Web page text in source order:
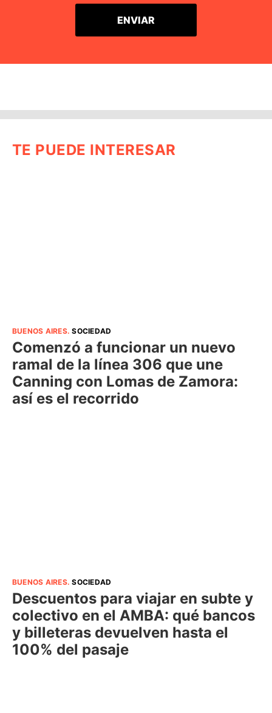
TE PUEDE INTERESAR
BUENOS AIRES.SOCIEDAD
Comenzó a funcionar un nuevo
ramal de la línea 306 que une
Canning con Lomas de Zamora:
así es el recorrido
BUENOS AIRES.SOCIEDAD
Descuentos para viajar en subte y
colectivo en el AMBA: qué bancos
y billeteras devuelven hasta el
100% del pasaje